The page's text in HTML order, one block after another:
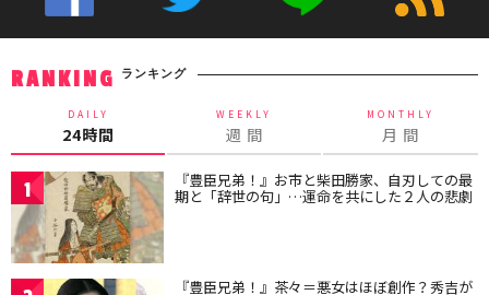
RANKING ランキング
DAILY
24時間
WEEKLY
週 間
MONTHLY
月 間
1 『豊臣兄弟！』お市と柴田勝家、自刃しての最
期と「辞世の句」…運命を共にした２人の悲劇
『豊臣兄弟！』茶々＝悪女はほぼ創作？秀吉が